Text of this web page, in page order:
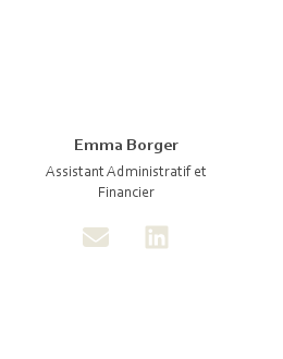
Emma Borger
Assistant Administratif et
Financier